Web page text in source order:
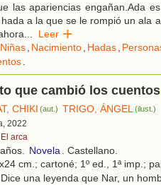
las apariencias engañan.Ada
a la que se le rompió un ala
... Leer
Niñas, Nacimiento, Hadas,
.
que cambió los cuentos
CHIKI (aut.) TRIGO, ÁNGEL(ilust.)
2022
El arca
Novela. Castellano.
cm.; cartoné; 1º ed., 1ª imp.;
Dice una leyenda que Nar, un